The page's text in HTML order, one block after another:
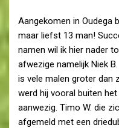
Aangekomen in Oudega
maar liefst 13 man!
namen wil ik hier nader
afwezige namelijk Niek
is vele malen groter dan
werd hij vooral buiten
aanwezig. Timo W. die
afgemeld met een